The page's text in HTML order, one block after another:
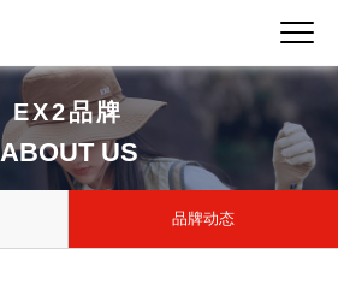
EX2品牌
ABOUT US
品牌动态